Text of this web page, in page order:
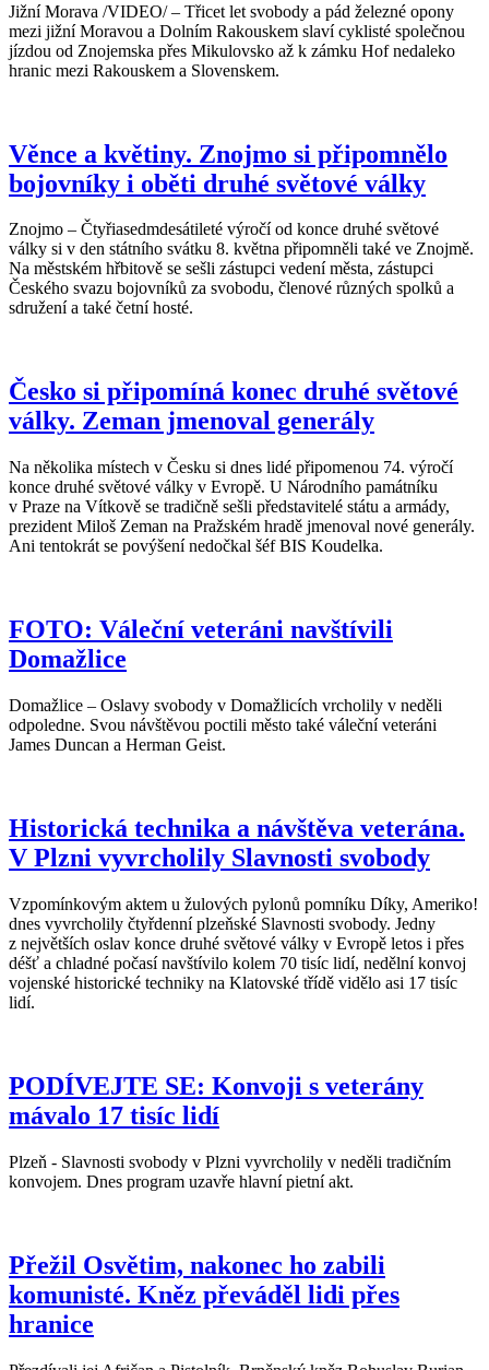
Jižní Morava /VIDEO/ – Třicet let svobody a pád železné opony
mezi jižní Moravou a Dolním Rakouskem slaví cyklisté společnou
jízdou od Znojemska přes Mikulovsko až k zámku Hof nedaleko
hranic mezi Rakouskem a Slovenskem.
Věnce a květiny. Znojmo si připomnělo
bojovníky i oběti druhé světové války
Znojmo – Čtyřiasedmdesátileté výročí od konce druhé světové
války si v den státního svátku 8. května připomněli také ve Znojmě.
Na městském hřbitově se sešli zástupci vedení města, zástupci
Českého svazu bojovníků za svobodu, členové různých spolků a
sdružení a také četní hosté.
Česko si připomíná konec druhé světové
války. Zeman jmenoval generály
Na několika místech v Česku si dnes lidé připomenou 74. výročí
konce druhé světové války v Evropě. U Národního památníku
v Praze na Vítkově se tradičně sešli představitelé státu a armády,
prezident Miloš Zeman na Pražském hradě jmenoval nové generály.
Ani tentokrát se povýšení nedočkal šéf BIS Koudelka.
FOTO: Váleční veteráni navštívili
Domažlice
Domažlice – Oslavy svobody v Domažlicích vrcholily v neděli
odpoledne. Svou návštěvou poctili město také váleční veteráni
James Duncan a Herman Geist.
Historická technika a návštěva veterána.
V Plzni vyvrcholily Slavnosti svobody
Vzpomínkovým aktem u žulových pylonů pomníku Díky, Ameriko!
dnes vyvrcholily čtyřdenní plzeňské Slavnosti svobody. Jedny
z největších oslav konce druhé světové války v Evropě letos i přes
déšť a chladné počasí navštívilo kolem 70 tisíc lidí, nedělní konvoj
vojenské historické techniky na Klatovské třídě vidělo asi 17 tisíc
lidí.
PODÍVEJTE SE: Konvoji s veterány
mávalo 17 tisíc lidí
Plzeň - Slavnosti svobody v Plzni vyvrcholily v neděli tradičním
konvojem. Dnes program uzavře hlavní pietní akt.
Přežil Osvětim, nakonec ho zabili
komunisté. Kněz převáděl lidi přes
hranice